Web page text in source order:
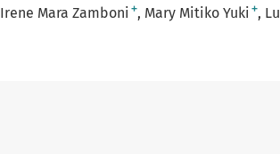
Irene Mara Zamboni + Mary Mitiko Yuki +